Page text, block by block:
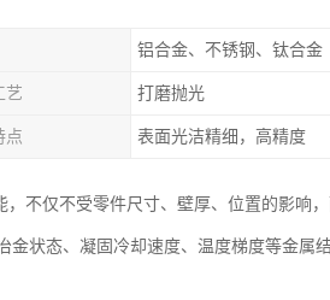
铝合金、不锈钢、钛合金
艺 打磨抛光
点 表面光洁精细，高精度
不仅不受零件尺寸、壁厚、位置的影响
金状态、凝固冷却速度、温度梯度等金属